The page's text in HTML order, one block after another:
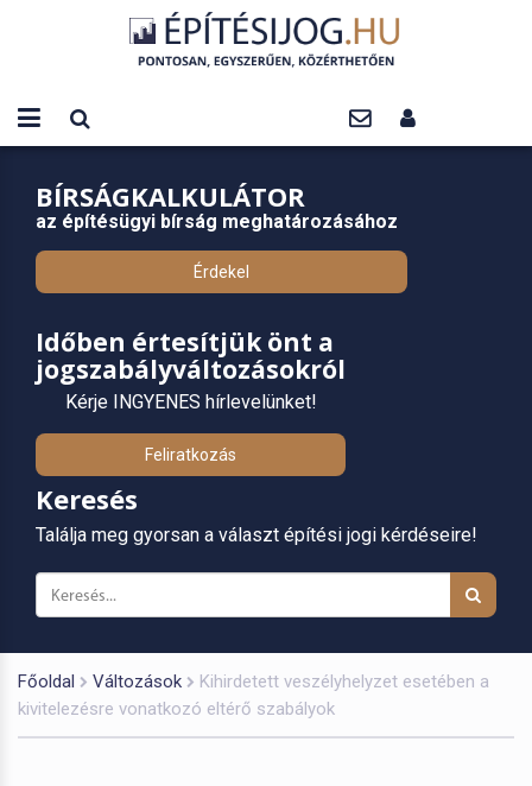
BÍRSÁGKALKULÁTOR
az építésügyi bírság meghatározásához
Érdekel
Időben értesítjük önt a
jogszabályváltozásokról
Kérje INGYENES hírlevelünket!
Feliratkozás
Keresés
Találja meg gyorsan a választ építési jogi kérdéseire!
Főoldal Változások
Kihirdetett veszélyhelyzet esetében a
kivitelezésre vonatkozó eltérő szabályok